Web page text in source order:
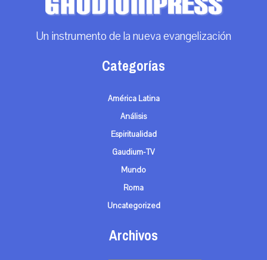
Un instrumento de la nueva evangelización
Categorías
América Latina
Análisis
Espiritualidad
Gaudium-TV
Mundo
Roma
Uncategorized
Archivos